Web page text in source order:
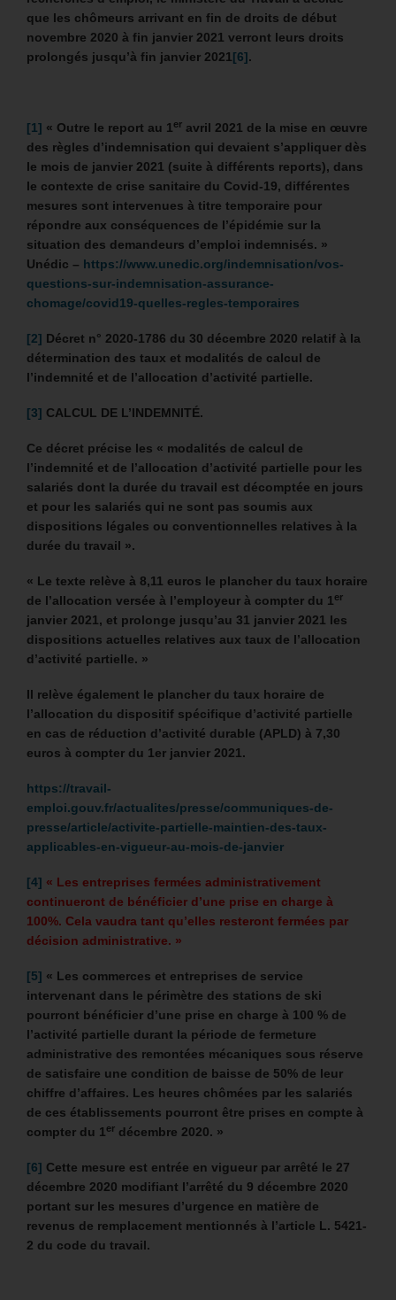
que les chômeurs arrivant en fin de droits de début
novembre 2020 à fin janvier 2021 verront leurs droits
prolongés jusqu’à fin janvier 2021 [6].
[1] « Outre le report au 1 er avril 2021 de la mise en œuvre
des règles d’indemnisation qui devaient s’appliquer dès
le mois de janvier 2021 (suite à différents reports), dans
le contexte de crise sanitaire du Covid-19, différentes
mesures sont intervenues à titre temporaire pour
répondre aux conséquences de l’épidémie sur la
situation des demandeurs d’emploi indemnisés. »
Unédic – https://www.unedic.org/indemnisation/vos-
questions-sur-indemnisation-assurance-
chomage/covid19-quelles-regles-temporaires
[2] Décret n° 2020-1786 du 30 décembre 2020 relatif à la
détermination des taux et modalités de calcul de
l’indemnité et de l’allocation d’activité partielle.
[3] CALCUL DE L’INDEMNITÉ.
Ce décret précise les « modalités de calcul de
l’indemnité et de l’allocation d’activité partielle pour les
salariés dont la durée du travail est décomptée en jours
et pour les salariés qui ne sont pas soumis aux
dispositions légales ou conventionnelles relatives à la
durée du travail ».
« Le texte relève à 8,11 euros le plancher du taux horaire
de l’allocation versée à l’employeur à compter du 1 er
janvier 2021, et prolonge jusqu’au 31 janvier 2021 les
dispositions actuelles relatives aux taux de l’allocation
d’activité partielle. »
Il relève également le plancher du taux horaire de
l’allocation du dispositif spécifique d’activité partielle
en cas de réduction d’activité durable (APLD) à 7,30
euros à compter du 1er janvier 2021.
https://travail-
emploi.gouv.fr/actualites/presse/communiques-de-
presse/article/activite-partielle-maintien-des-taux-
applicables-en-vigueur-au-mois-de-janvier
[4] « Les entreprises fermées administrativement
continueront de bénéficier d’une prise en charge à
100%. Cela vaudra tant qu’elles resteront fermées par
décision administrative. »
[5] « Les commerces et entreprises de service
intervenant dans le périmètre des stations de ski
pourront bénéficier d’une prise en charge à 100 % de
l’activité partielle durant la période de fermeture
administrative des remontées mécaniques sous réserve
de satisfaire une condition de baisse de 50% de leur
chiffre d’affaires. Les heures chômées par les salariés
de ces établissements pourront être prises en compte à
compter du 1 er décembre 2020. »
[6] Cette mesure est entrée en vigueur par arrêté le 27
décembre 2020 modifiant l’arrêté du 9 décembre 2020
portant sur les mesures d’urgence en matière de
revenus de remplacement mentionnés à l’article L. 5421-
2 du code du travail.